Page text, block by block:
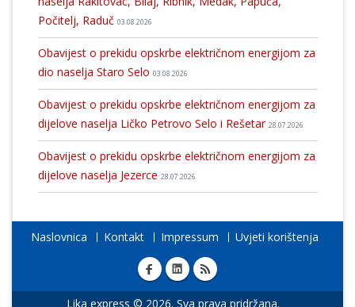
Počitelj, Raduč 03.08.2026
Obavijest o prekidu opskrbe električnom energijom za
dio naselja Staro Selo 03.08.2026
Obavijest o prekidu opskrbe električnom energijom za
dijelove naselja Ličko Petrovo Selo i Rešetar 28.07.2026
Obavijest o prekidu opskrbe električnom energijom za
dijelove naselja Jezerce 28.07.2026
Naslovnica Kontakt Impressum Uvjeti korištenja
Lika express © 2026. Sva prava pridržana.